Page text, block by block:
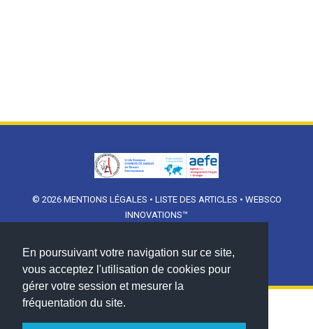
En poursuivant votre navigation sur ce site,
vous acceptez l'utilisation de cookies pour
gérer votre session et mesurer la
fréquentation du site.
© 2026 MENTIONS LÉGALES • LISTE DES ARTICLES • WEBSCO
INNOVATIONS™